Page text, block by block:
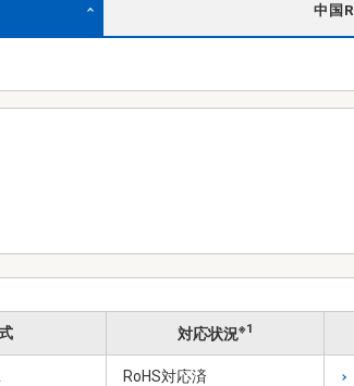
中国
対応状況※1
RoHS対応済